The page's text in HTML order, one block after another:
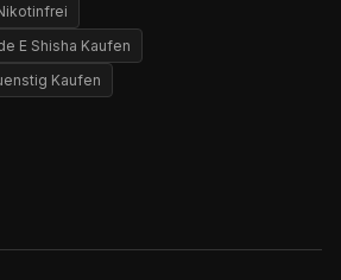
E Shisha Kaufen
Kaufen